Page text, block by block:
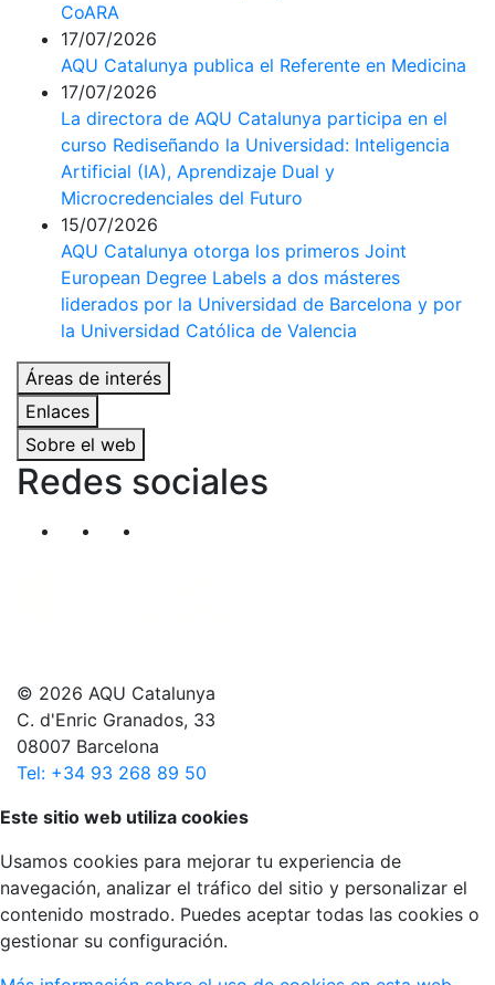
CoARA
17/07/2026
AQU Catalunya publica el Referente en Medicina
17/07/2026
La directora de AQU Catalunya participa en el
curso Rediseñando la Universidad: Inteligencia
Artificial (IA), Aprendizaje Dual y
Microcredenciales del Futuro
15/07/2026
AQU Catalunya otorga los primeros Joint
European Degree Labels a dos másteres
liderados por la Universidad de Barcelona y por
la Universidad Católica de Valencia
Áreas de interés
Enlaces
Sobre el web
Redes sociales
Segueix-nos al nostre canal de Twitter
© 2026 AQU Catalunya
C. d'Enric Granados, 33
08007 Barcelona
Tel: +34 93 268 89 50
Volver arriba
Este sitio web utiliza cookies
Usamos cookies para mejorar tu experiencia de
navegación, analizar el tráfico del sitio y personalizar el
contenido mostrado. Puedes aceptar todas las cookies o
gestionar su configuración.